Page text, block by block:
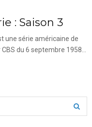
: Saison 3
une série américaine de
du 6 septembre 1958...